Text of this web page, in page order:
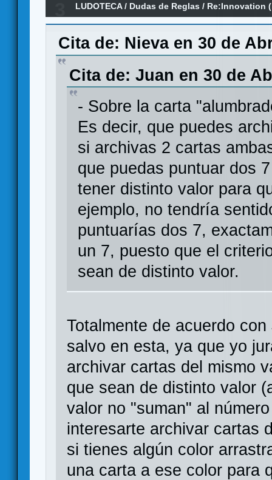
LUDOTECA/ Dudas de Reglas / Re:Innovation
Cita de: Nieva en 30 de
Cita de: Juan en 30 de
- Sobre la carta
Es decir, que puedes
si archivas 2 cartas
que puedas puntuar dos
tener distinto valor para
ejemplo, no tendría
puntuarías dos 7,
un 7, puesto que el
sean de distinto valor.
Totalmente de acuerdo
salvo en esta, ya que yo
archivar cartas del mismo
que sean de distinto valor
valor no "suman" al
interesarte archivar cartas
si tienes algún color
una carta a ese color para